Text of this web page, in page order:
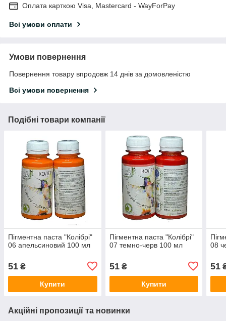
Оплата карткою Visa, Mastercard - WayForPay
Всі умови оплати
Умови повернення
Повернення товару впродовж 14 днів за домовленістю
Всі умови повернення
Подібні товари компанії
Пігментна паста "Колібрі"
06 апельсиновий 100 мл
51 ₴
Купити
Пігментна паста "Колібрі"
07 темно-черв 100 мл
51₴
Купити
08
51
Акційні пропозиції та новинки